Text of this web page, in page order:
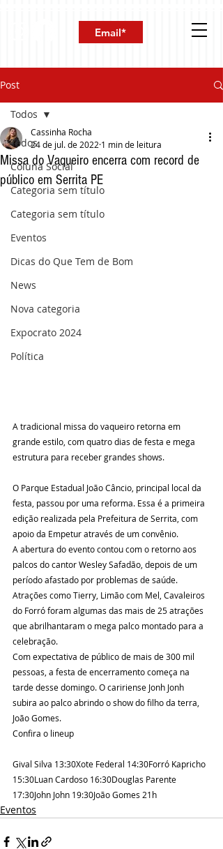
Post
Todos
Coluna Social
Categoria sem título
Categoria sem título
Eventos
Dicas do Que Tem de Bom
News
Nova categoria
Expocrato 2024
Política
Todos
Missa do Vaqueiro encerra com record de
público em Serrita PE
Cassinha Rocha
24 de jul. de 2022 1 min de leitura
A tradicional missa do vaqueiro retorna em
grande estilo, com quatro dias de festa e mega
estrutura para receber grandes shows.
O Parque Estadual João Câncio, principal local da
festa, passou por uma reforma. Essa é a primeira
edição realizada pela Prefeitura de Serrita, com
apoio da Empetur através de um convênio.
A abertura do evento contou com o retorno aos
palcos do cantor Wesley Safadão, depois de um
período afastado por problemas de saúde.
Atrações como Tierry, Limão com Mel, Cavaleiros
do Forró foram algumas das mais de 25 atrações
que abrilhantaram o mega palco montado para a
celebração.
Com expectativa de público de mais de 300 mil
pessoas, a festa de encerramento começa na
tarde desse domingo. O caririense Jonh Jonh
subira ao palco abrindo o show do filho da terra,
João Gomes.
Confira o lineup
Gival Silva 13:30Xote Federal 14:30Forró Kapricho
15:30Luan Cardoso 16:30Douglas Parente
17:30John John 19:30João Gomes 21h
Eventos